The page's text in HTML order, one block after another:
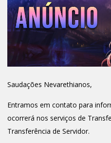
Saudações Nevarethianos,
Entramos em contato para
ocorrerá nos serviços de
Transferência de Servidor.